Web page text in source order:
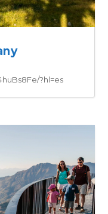
?hl=es